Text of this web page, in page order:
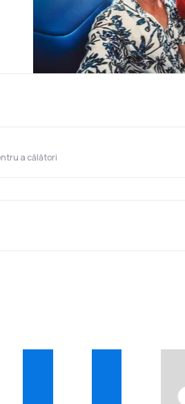
a călători